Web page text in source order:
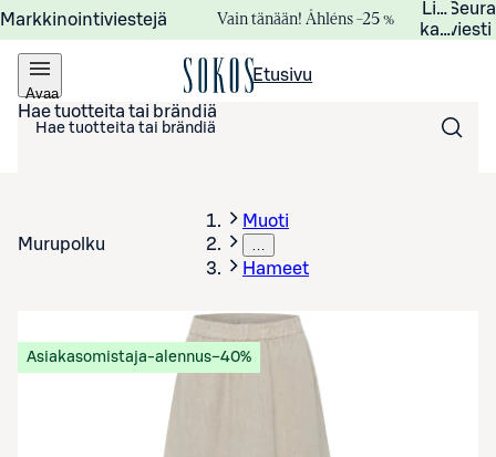
Markkinointiviestejä Vain tänään! Åhléns –25 %
viesti
Avaa
valikko
Etusivu
Hae tuotteita tai brändiä
Murupolku
Muoti
…
Hameet
Asiakasomistaja-alennus−40%